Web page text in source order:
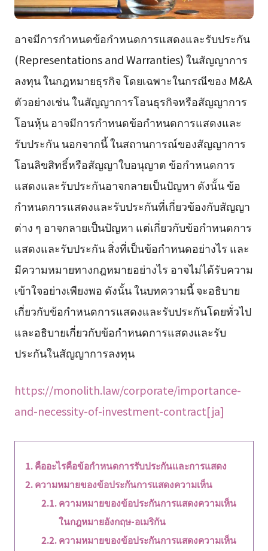
อาจมีการกำหนดข้อกำหนดการแสดงและรับประกัน
(Representations and Warranties) ในสัญญาการ
ลงทุน ในกฎหมายธุรกิจ โดยเฉพาะในกรณีของ M&A
ตัวอย่างเช่น ในสัญญาการโอนธุรกิจหรือสัญญาการ
โอนหุ้น อาจมีการกำหนดข้อกำหนดการแสดงและ
รับประกัน นอกจากนี้ ในสถานการณ์ของสัญญาการ
โอนลิขสิทธิ์หรือสัญญาใบอนุญาต ข้อกำหนดการ
แสดงและรับประกันอาจกลายเป็นปัญหา ดังนั้น ข้อ
กำหนดการแสดงและรับประกันที่เกี่ยวข้องกับสัญญา
ต่าง ๆ อาจกลายเป็นปัญหา แต่เกี่ยวกับข้อกำหนดการ
แสดงและรับประกัน สิ่งที่เป็นข้อกำหนดอย่างไร และ
มีความหมายทางกฎหมายอย่างไร อาจไม่ได้รับความ
เข้าใจอย่างเพียงพอ ดังนั้น ในบทความนี้ จะอธิบาย
เกี่ยวกับข้อกำหนดการแสดงและรับประกันโดยทั่วไป
และอธิบายเกี่ยวกับข้อกำหนดการแสดงและรับ
ประกันในสัญญาการลงทุน
https://monolith.law/corporate/importance-
and-necessity-of-investment-contract[ja]
คืออะไรคือข้อกำหนดการรับประกันและการแสดง
ความหมายของข้อประกันการแสดงความเห็น
ความหมายของข้อประกันการแสดงความเห็น
ในกฎหมายอังกฤษ-อเมริกัน
ความหมายของข้อประกันการแสดงความเห็น